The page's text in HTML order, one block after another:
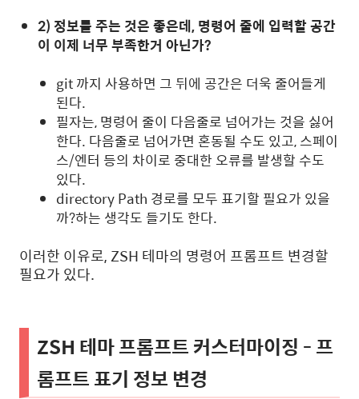
2) 정보를 주는 것은 좋은데, 명령어 줄에 입력할 공간
이 이제 너무 부족한거 아닌가?
git 까지 사용하면 그 뒤에 공간은 더욱 줄어들게
된다.
필자는, 명령어 줄이 다음줄로 넘어가는 것을 싫어
한다. 다음줄로 넘어가면 혼동될 수도 있고, 스페이
스/엔터 등의 차이로 중대한 오류를 발생할 수도
있다.
directory Path 경로를 모두 표기할 필요가 있을
까?하는 생각도 들기도 한다.
이러한 이유로, ZSH 테마의 명령어 프롬프트 변경할
필요가 있다.
ZSH 테마 프롬프트 커스터마이징 - 프
롬프트 표기 정보 변경